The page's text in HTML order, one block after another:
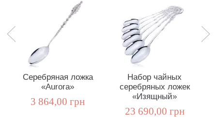
Серебряная ложка
«Aurora»
3 864,00 грн
Набор чайных
серебряных ложек
«Изящный»
23 690,00 грн